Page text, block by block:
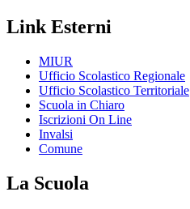
Link Esterni
MIUR
Ufficio Scolastico Regionale
Ufficio Scolastico Territoriale
Scuola in Chiaro
Iscrizioni On Line
Invalsi
Comune
La Scuola